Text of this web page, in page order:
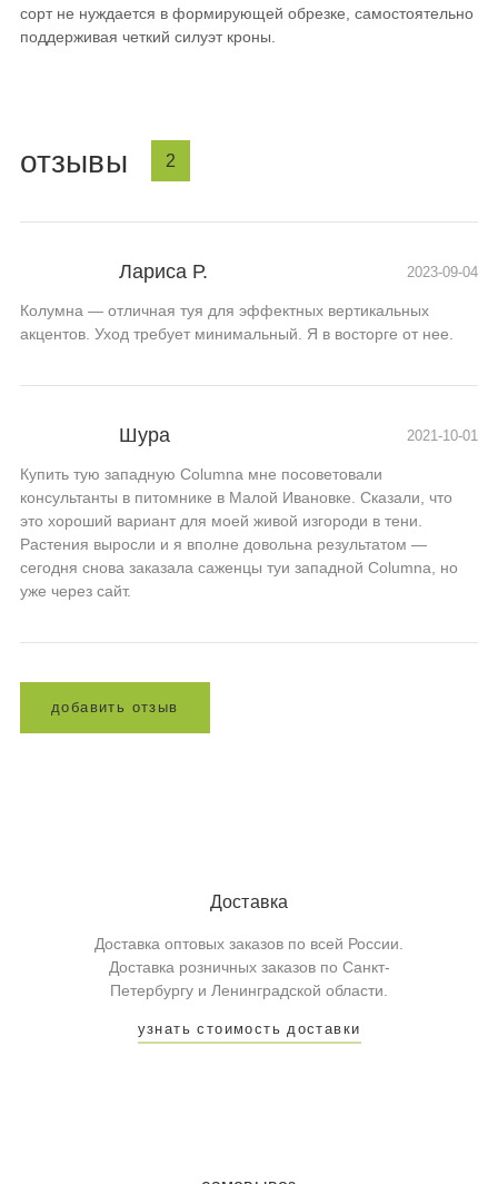
сорт не нуждается в формирующей обрезке, самостоятельно
поддерживая четкий силуэт кроны.
отзывы 2
Лариса Р. 2023-09-04
Колумна — отличная туя для эффектных вертикальных
акцентов. Уход требует минимальный. Я в восторге от нее.
Шура 2021-10-01
Купить тую западную Columna мне посоветовали
консультанты в питомнике в Малой Ивановке. Сказали, что
это хороший вариант для моей живой изгороди в тени.
Растения выросли и я вполне довольна результатом —
сегодня снова заказала саженцы туи западной Columna, но
уже через сайт.
добавит ь отз ыв
Доставка
Доставка оптовых заказов по всей России.
Доставка розничных заказов по Санкт-
Петербургу и Ленинградской области.
узнать стоимость доставки